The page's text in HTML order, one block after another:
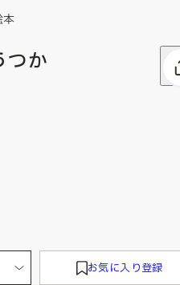
本
つか
お気に入り登録